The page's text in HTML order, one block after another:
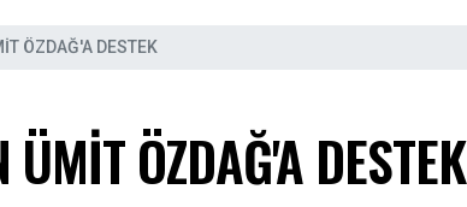
ÖZDAĞ'A DESTEK
ÖZDAĞ'A DESTEK